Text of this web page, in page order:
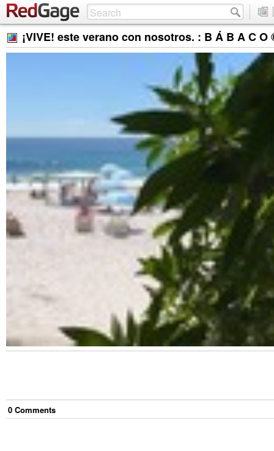
¡VIVE! este verano con nosotros. : B Á B A C O
0 Comments